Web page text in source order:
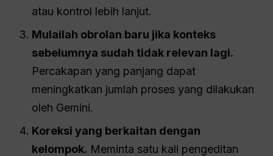
atau kontrol lebih lanjut.
Mulailah obrolan baru jika konteks
sebelumnya sudah tidak relevan lagi.
Percakapan yang panjang dapat
meningkatkan jumlah proses yang dilakukan
oleh Gemini.
Koreksi yang berkaitan dengan
kelompok. Meminta satu kali pengeditan